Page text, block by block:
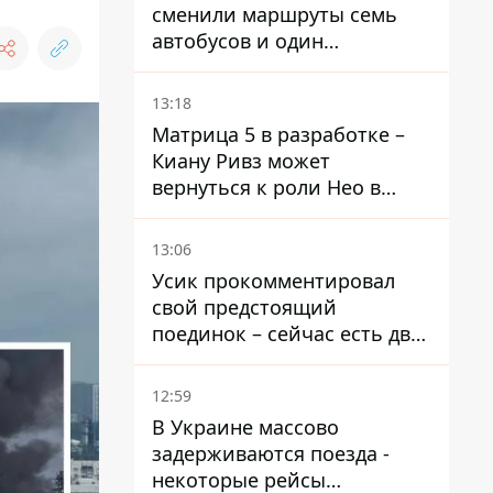
сменили маршруты семь
автобусов и один
троллейбус
13:18
Матрица 5 в разработке –
Киану Ривз может
вернуться к роли Нео в
пятой части
13:06
Усик прокомментировал
свой предстоящий
поединок – сейчас есть два
варианта
12:59
В Украине массово
задерживаются поезда -
некоторые рейсы